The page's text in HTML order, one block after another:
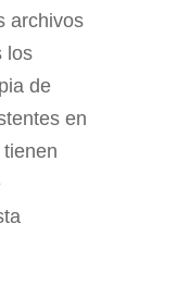
archivos
los
de
en